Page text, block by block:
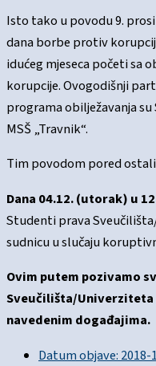
Isto tako u povodu 9.
dana borbe protiv
idućeg mjeseca početi sa
korupcije. Ovogodišnji
programa obilježavanja
MSŠ „Travnik“.
Tim povodom pored
Dana 04.12. (utorak) u
Studenti prava
sudnicu u slučaju
Ovim putem pozivamo
Sveučilišta/Univerziteta
navedenim događajima.
Datum objave: 2018-